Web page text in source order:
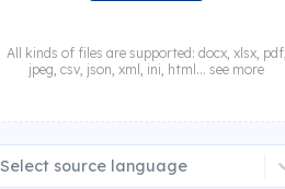
All kinds of files are supported: docx, xlsx, pdf,
jpeg, csv, json, xml, ini, html... see more
Select source language